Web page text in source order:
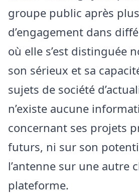
groupe public après
d’engagement dans
où elle s’est distinguée
son sérieux et sa
sujets de société
n’existe aucune
concernant ses projets
futurs, ni sur son
l’antenne sur une autre
plateforme.